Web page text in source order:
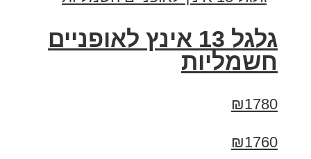
גלגל 13 אינץ לאופניים
חשמליות
₪1780
₪1760